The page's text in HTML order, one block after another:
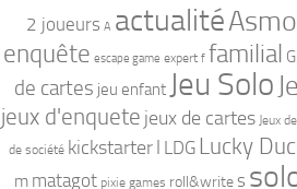
2 joueurs A actualité
enquête escape game expert f familial
de cartes jeu enfant Jeu Solo
jeux d'enquete jeux de cartes Jeux
de société kickstarter l LDG Lucky
m matagot pixie games roll&write s